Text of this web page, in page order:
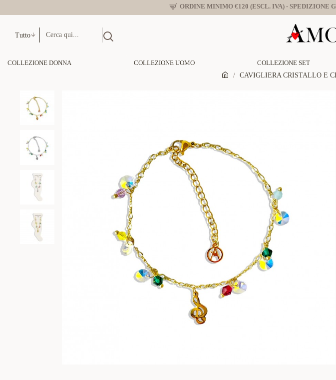
ORDINE MINIMO €120 (ESCL. IVA) - SPEDIZIONE
Tutto
COLLEZIONE DONNA COLLEZIONE UOMO COLLEZIONE SET
CAVIGLIERA CRISTALLO E